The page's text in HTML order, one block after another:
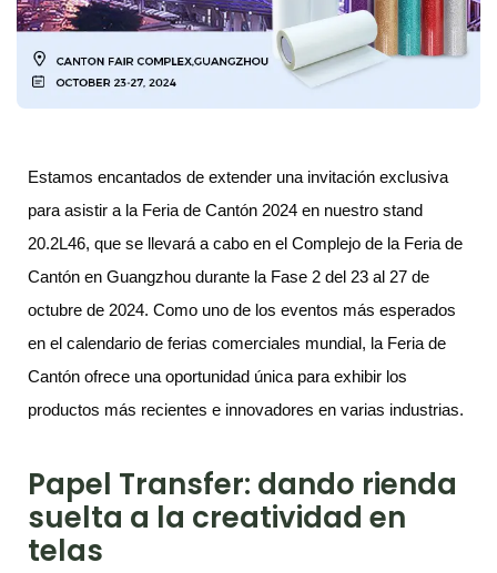
Estamos encantados de extender una invitación exclusiva
para asistir a la Feria de Cantón 2024 en nuestro stand
20.2L46, que se llevará a cabo en el Complejo de la Feria de
Cantón en Guangzhou durante la Fase 2 del 23 al 27 de
octubre de 2024. Como uno de los eventos más esperados
en el calendario de ferias comerciales mundial, la Feria de
Cantón ofrece una oportunidad única para exhibir los
productos más recientes e innovadores en varias industrias.
Papel Transfer: dando rienda
suelta a la creatividad en
telas